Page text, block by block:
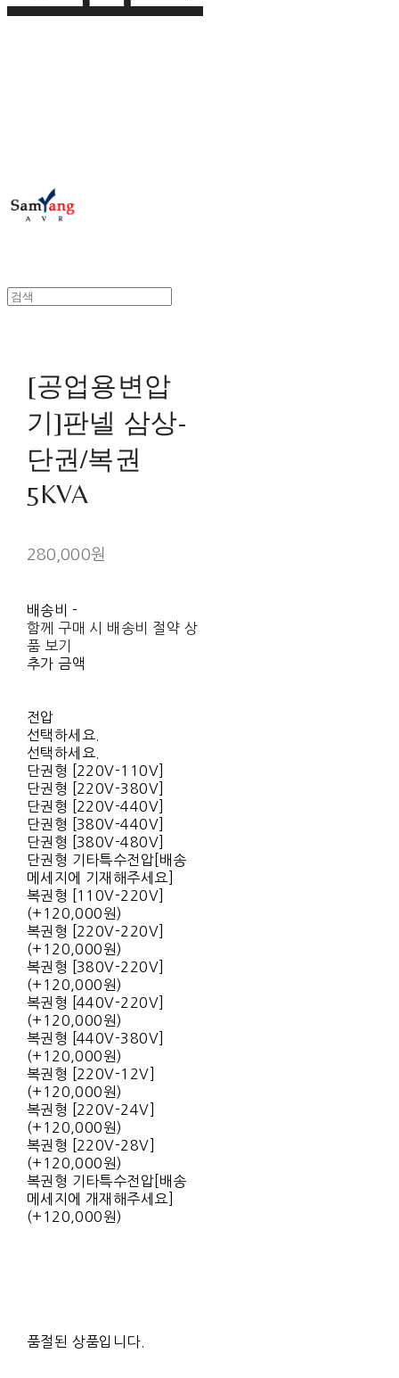
[공업용변압
기]판넬 삼상-
단권/복권
5KVA
280,000원
배송비 -
함께 구매 시 배송비 절약 상
품 보기
추가 금액
전압
선택하세요.
선택하세요.
단권형 [220V-110V]
단권형 [220V-380V]
단권형 [220V-440V]
단권형 [380V-440V]
단권형 [380V-480V]
단권형 기타특수전압[배송
메세지에 기재해주세요]
복권형 [110V-220V]
(+120,000원)
복권형 [220V-220V]
(+120,000원)
복권형 [380V-220V]
(+120,000원)
복권형 [440V-220V]
(+120,000원)
복권형 [440V-380V]
(+120,000원)
복권형 [220V-12V]
(+120,000원)
복권형 [220V-24V]
(+120,000원)
복권형 [220V-28V]
(+120,000원)
복권형 기타특수전압[배송
메세지에 개재해주세요]
(+120,000원)
품절된 상품입니다.